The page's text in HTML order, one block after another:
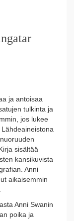
ja antoisaa
tulkinta ja
jos lukee
sisältää
kansikuvista
Anni
aikaisemmin
Anni Swanin
poika ja